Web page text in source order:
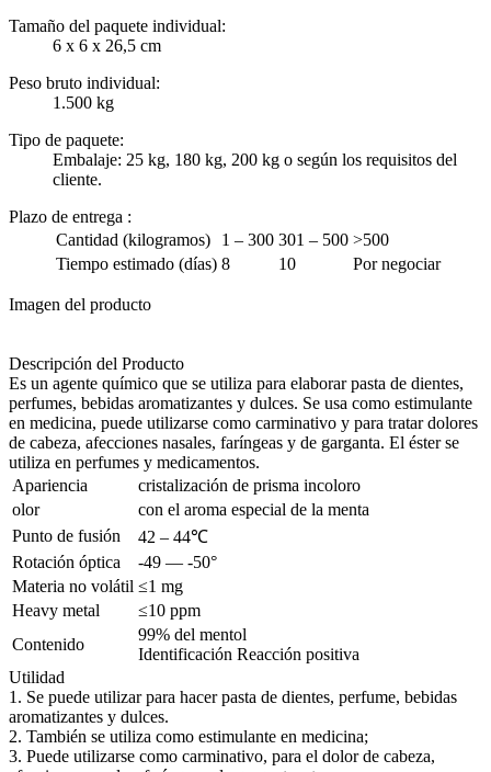
Tamaño del paquete individual:
6 x 6 x 26,5 cm
Peso bruto individual:
1.500 kg
Tipo de paquete:
Embalaje: 25 kg, 180 kg, 200 kg o según los requisitos del
cliente.
Plazo de entrega :
Cantidad (kilogramos)
1 – 300 301 – 500 >500
Tiempo estimado (días) 8 10 Por negociar
Imagen del producto
Descripción del Producto
Es un agente químico que se utiliza para elaborar pasta de dientes,
perfumes, bebidas aromatizantes y dulces. Se usa como estimulante
en medicina, puede utilizarse como carminativo y para tratar dolores
de cabeza, afecciones nasales, faríngeas y de garganta. El éster se
utiliza en perfumes y medicamentos.
Apariencia
cristalización de prisma incoloro
olor
con el aroma especial de la menta
Punto de fusión
42 – 44℃
Rotación óptica
-49 — -50°
Materia no volátil ≤1 mg
Heavy metal
≤10 ppm
Contenido
99% del mentol
Identificación Reacción positiva
Utilidad
1. Se puede utilizar para hacer pasta de dientes, perfume, bebidas
aromatizantes y dulces.
2. También se utiliza como estimulante en medicina;
3. Puede utilizarse como carminativo, para el dolor de cabeza,